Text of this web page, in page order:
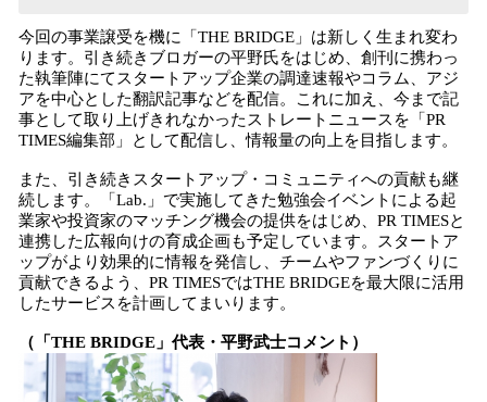
今回の事業譲受を機に「THE BRIDGE」は新しく生まれ変わ
ります。引き続きブロガーの平野氏をはじめ、創刊に携わっ
た執筆陣にてスタートアップ企業の調達速報やコラム、アジ
アを中心とした翻訳記事などを配信。これに加え、今まで記
事として取り上げきれなかったストレートニュースを「PR
TIMES編集部」として配信し、情報量の向上を目指します。
また、引き続きスタートアップ・コミュニティへの貢献も継
続します。「Lab.」で実施してきた勉強会イベントによる起
業家や投資家のマッチング機会の提供をはじめ、PR TIMESと
連携した広報向けの育成企画も予定しています。スタートア
ップがより効果的に情報を発信し、チームやファンづくりに
貢献できるよう、PR TIMESではTHE BRIDGEを最大限に活用
したサービスを計画してまいります。
（「 THE BRIDGE」代表・平野武士コメント）